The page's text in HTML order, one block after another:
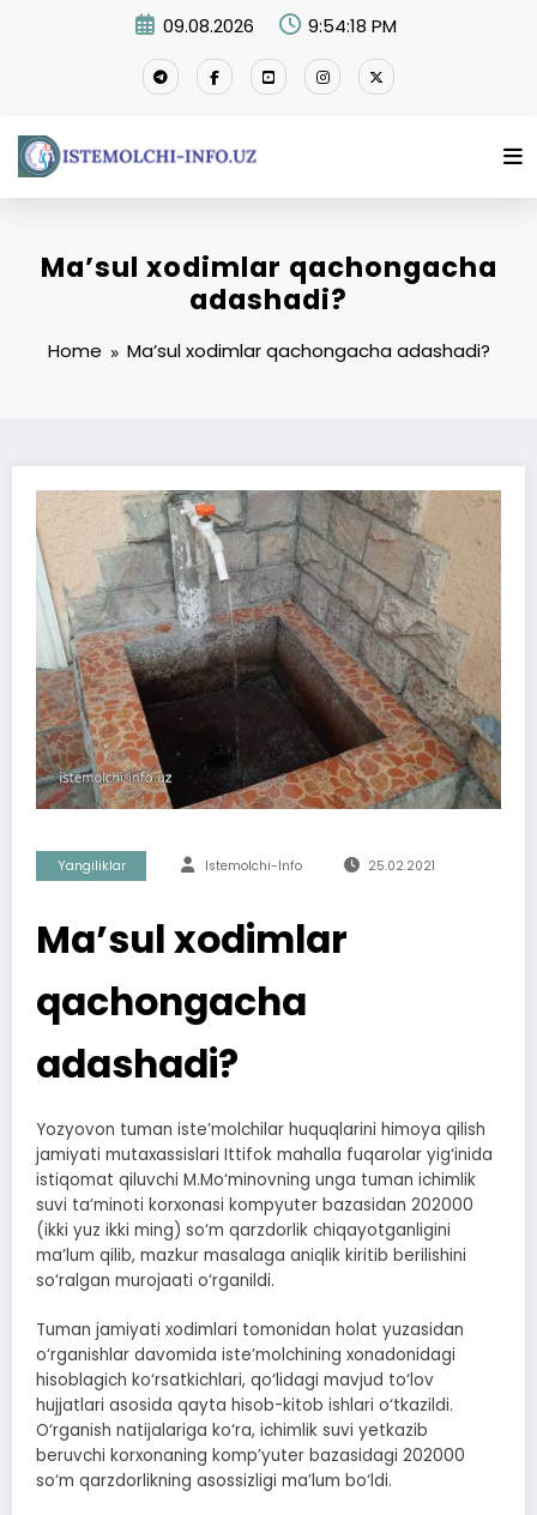
09.08.2026 9:54:19 PM
Ma’sul xodimlar qachongacha
adashadi?
Home Ma’sul xodimlar qachongacha adashadi?
Yangiliklar Istemolchi-Info 25.02.2021
Ma’sul xodimlar
qachongacha
adashadi?
Yozyovon tuman iste’molchilar huquqlarini himoya qilish
jamiyati mutaxassislari Ittifok mahalla fuqarolar yig‘inida
istiqomat qiluvchi M.Mo‘minovning unga tuman ichimlik
suvi ta’minoti korxonasi kompyuter bazasidan 202000
(ikki yuz ikki ming) so‘m qarzdorlik chiqayotganligini
ma’lum qilib, mazkur masalaga aniqlik kiritib berilishini
so‘ralgan murojaati o‘rganildi.
Tuman jamiyati xodimlari tomonidan holat yuzasidan
o‘rganishlar davomida iste’molchining xonadonidagi
hisoblagich ko‘rsatkichlari, qo‘lidagi mavjud to‘lov
hujjatlari asosida qayta hisob-kitob ishlari o‘tkazildi.
O‘rganish natijalariga ko‘ra, ichimlik suvi yetkazib
beruvchi korxonaning komp’yuter bazasidagi 202000
so‘m qarzdorlikning asossizligi ma’lum bo‘ldi.